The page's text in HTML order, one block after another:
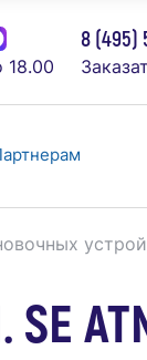
18.00
8 (495)